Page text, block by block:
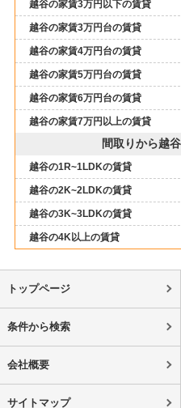
越谷の家賃3万円以下の賃貸
越谷の家賃3万円台の賃貸
越谷の家賃4万円台の賃貸
越谷の家賃5万円台の賃貸
越谷の家賃6万円台の賃貸
越谷の家賃7万円以上の賃貸
間取りから越
越谷の1R~1LDKの賃貸
越谷の2K~2LDKの賃貸
越谷の3K~3LDKの賃貸
越谷の4K以上の賃貸
トップページ
条件から検索
会社概要
サイトマップ